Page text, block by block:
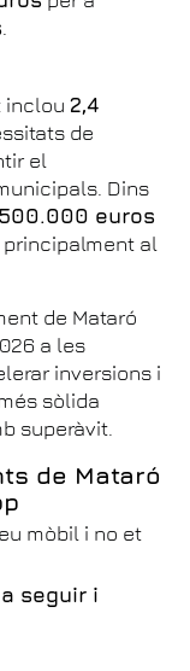
.
inclou 2,4
de
el
Dins
euros
principalment al
de Mataró
a les
inversions i
sòlida
superàvit.
de Mataró
mòbil i no et
seguir i